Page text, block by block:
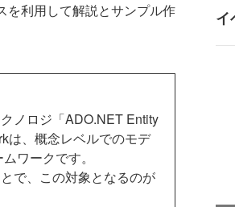
を利用して解説とサンプル作
ノロジ「ADO.NET Entity
は、概念レベルでのモデ
ワークです。
で、この対象となるのが
イ